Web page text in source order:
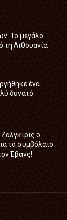
Το μεγάλο
τη Λιθουανία
ένα
δυνατό
ο
το συμβόλαιο
Έβανς!